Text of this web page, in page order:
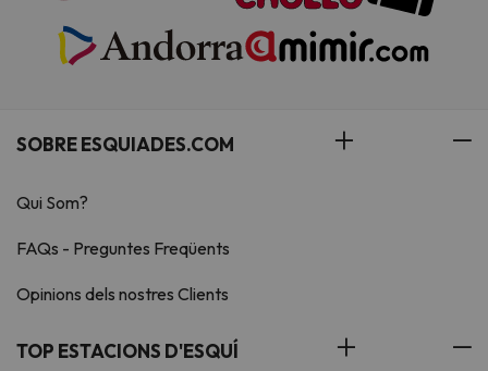
SOBRE ESQUIADES.COM
Qui Som?
FAQs - Preguntes Freqüents
Opinions dels nostres Clients
TOP ESTACIONS D'ESQUÍ